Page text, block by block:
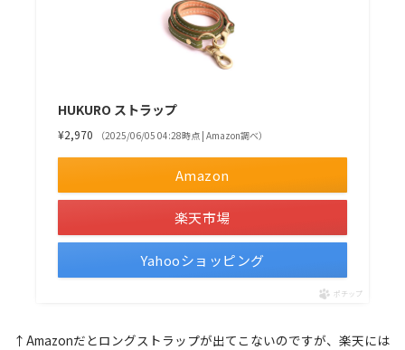
HUKURO ストラップ
¥2,970 （2025/06/05 04:28時点 | Amazon調べ）
Amazon
楽天市場
Yahooショッピング
ポチップ
↑Amazonだとロングストラップが出てこないのですが、楽天には